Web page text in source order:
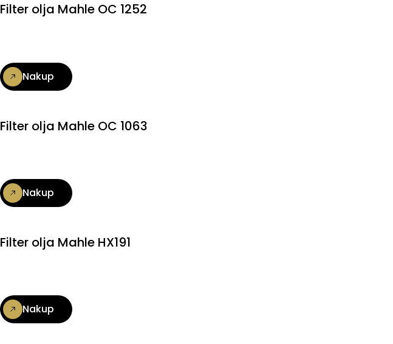
Filter olja Mahle OC 1252
Nakup
Filter olja Mahle OC 1063
Nakup
Filter olja Mahle HX191
Nakup